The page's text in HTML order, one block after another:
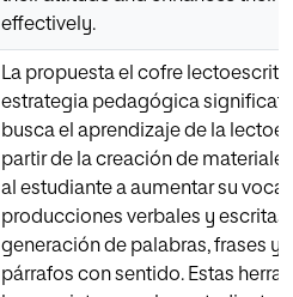
effectively.
La propuesta el cofre
estrategia pedagógica
busca el aprendizaje de la
partir de la creación de
al estudiante a aumentar su
producciones verbales y escritas
generación de palabras, frases y
párrafos con sentido. Estas